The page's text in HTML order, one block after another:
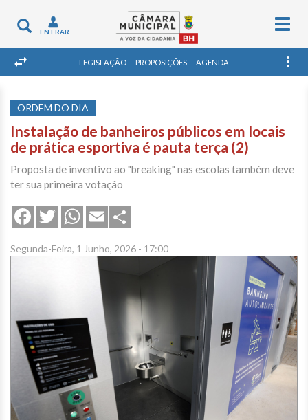
Toggle
navigation
ENTRAR
LEGISLAÇÃO PROPOSIÇÕES AGENDA
ORDEM DO DIA
Instalação de banheiros públicos em locais
de prática esportiva é pauta terça (2)
Proposta de inventivo ao "breaking" nas escolas também deve
ter sua primeira votação
FacebookTwitterWhatsApp
Email
Segunda-Feira, 1 Junho, 2026 - 17:00